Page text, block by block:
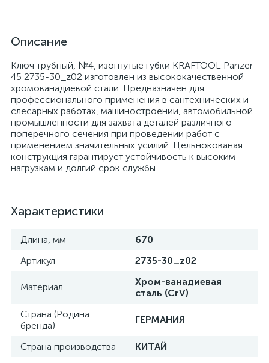
Описание
Ключ трубный, №4, изогнутые губки KRAFTOOL Panzer-
45 2735-30_z02 изготовлен из высококачественной
хромованадиевой стали. Предназначен для
профессионального применения в сантехнических и
слесарных работах, машиностроении, автомобильной
промышленности для захвата деталей различного
поперечного сечения при проведении работ с
применением значительных усилий. Цельнокованая
конструкция гарантирует устойчивость к высоким
нагрузкам и долгий срок службы.
Характеристики
Длина, мм
670
Артикул
2735-30_z02
Материал
Хром-ванадиевая
сталь (CrV)
Страна (Родина
бренда)
ГЕРМАНИЯ
Страна производства
КИТАЙ